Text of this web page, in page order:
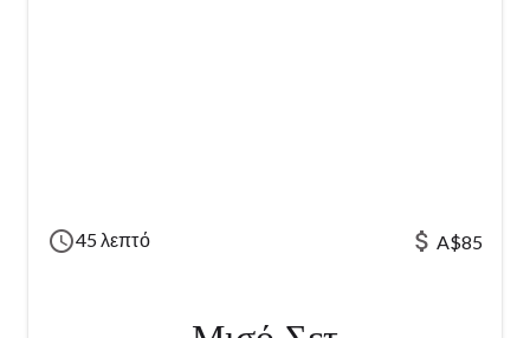
schedule45 λεπτό attach_money A$85